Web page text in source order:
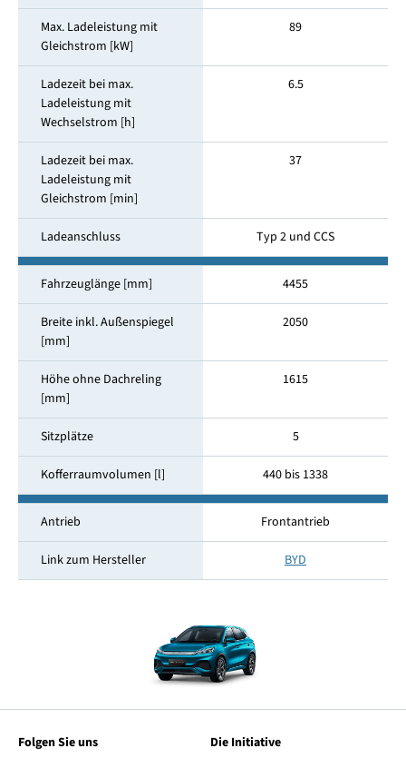
Max. Ladeleistung mit
Gleichstrom [kW]
89
Ladezeit bei max.
Ladeleistung mit
Wechselstrom [h]
6.5
Ladezeit bei max.
Ladeleistung mit
Gleichstrom [min]
37
Ladeanschluss Typ 2 und CCS
Fahrzeuglänge [mm] 4455
Breite inkl. Außenspiegel
[mm]
2050
Höhe ohne Dachreling
[mm]
1615
Sitzplätze 5
Kofferraumvolumen [l] 440 bis 1338
Antrieb Frontantrieb
Link zum Hersteller BYD
Folgen Sie uns
Die Initiative